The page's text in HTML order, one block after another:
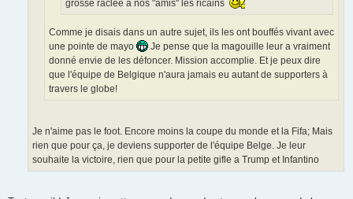
grosse raclée à nos "amis" les ricains
Comme je disais dans un autre sujet, ils les ont bouffés vivant avec
une pointe de mayo
Je pense que la magouille leur a vraiment
donné envie de les défoncer. Mission accomplie. Et je peux dire
que l'équipe de Belgique n'aura jamais eu autant de supporters à
travers le globe!
Je n'aime pas le foot. Encore moins la coupe du monde et la Fifa; Mais
rien que pour ça, je deviens supporter de l'équipe Belge. Je leur
souhaite la victoire, rien que pour la petite gifle a Trump et Infantino